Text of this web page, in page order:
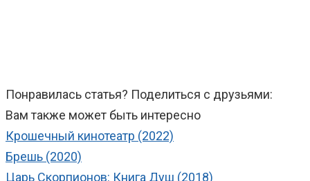
Понравилась статья? Поделиться с друзьями:
Вам также может быть интересно
Крошечный кинотеатр (2022)
Брешь (2020)
Царь Скорпионов: Книга Душ (2018)